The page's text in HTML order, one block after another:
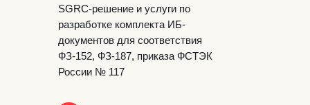
SGRC-решение и услуги по
разработке комплекта ИБ-
документов для соответствия
ФЗ-152, ФЗ-187, приказа ФСТЭК
России № 117